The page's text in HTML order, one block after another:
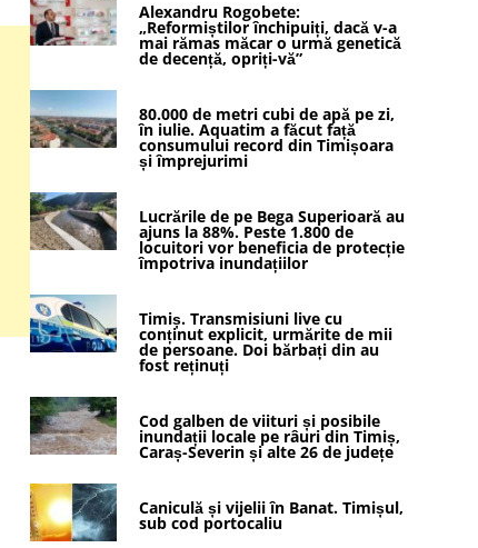
Alexandru Rogobete:
„Reformiștilor închipuiți, dacă v-a
mai rămas măcar o urmă genetică
de decență, opriți-vă”
80.000 de metri cubi de apă pe zi,
în iulie. Aquatim a făcut față
consumului record din Timișoara
și împrejurimi
Lucrările de pe Bega Superioară au
ajuns la 88%. Peste 1.800 de
locuitori vor beneficia de protecție
împotriva inundațiilor
Timiș. Transmisiuni live cu
conținut explicit, urmărite de mii
de persoane. Doi bărbați din au
fost reținuți
Cod galben de viituri și posibile
inundații locale pe râuri din Timiș,
Caraș-Severin și alte 26 de județe
Caniculă și vijelii în Banat. Timișul,
sub cod portocaliu